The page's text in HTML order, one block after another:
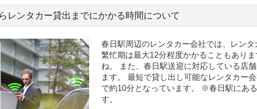
レンタカー貸出までにかかる時間について
春日駅周辺のレンタカー会社では、レン
繁忙期は最大12分程度かかることもあり
ね。 また、春日駅送迎に対応している店
ます。 最短で貸し出し可能なレンタカー
で約10分となっています。 ※春日駅にあ
す。